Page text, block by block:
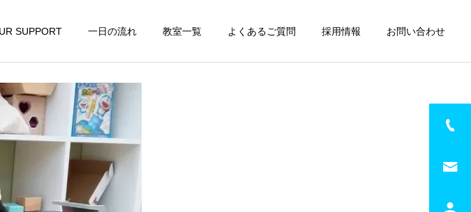
SUPPORT 一日の流れ 教室一覧 よくあるご質問 採用情報 お問い合わせ